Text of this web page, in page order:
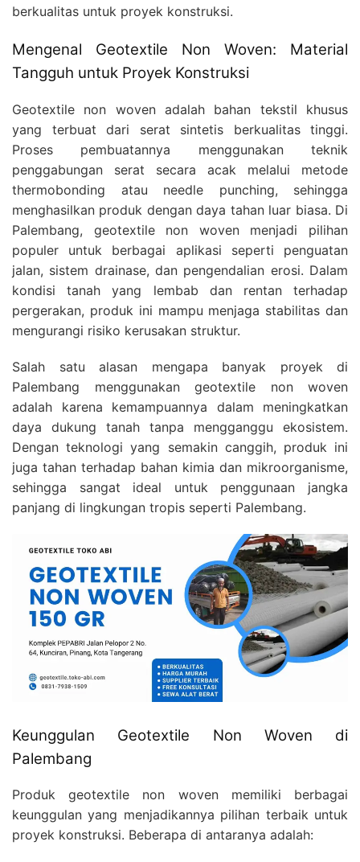
berkualitas untuk proyek konstruksi.
Mengenal Geotextile Non Woven: Material
Tangguh untuk Proyek Konstruksi
Geotextile non woven adalah bahan tekstil khusus
yang terbuat dari serat sintetis berkualitas tinggi.
Proses pembuatannya menggunakan teknik
penggabungan serat secara acak melalui metode
thermobonding atau needle punching, sehingga
menghasilkan produk dengan daya tahan luar biasa. Di
Palembang, geotextile non woven menjadi pilihan
populer untuk berbagai aplikasi seperti penguatan
jalan, sistem drainase, dan pengendalian erosi. Dalam
kondisi tanah yang lembab dan rentan terhadap
pergerakan, produk ini mampu menjaga stabilitas dan
mengurangi risiko kerusakan struktur.
Salah satu alasan mengapa banyak proyek di
Palembang menggunakan geotextile non woven
adalah karena kemampuannya dalam meningkatkan
daya dukung tanah tanpa mengganggu ekosistem.
Dengan teknologi yang semakin canggih, produk ini
juga tahan terhadap bahan kimia dan mikroorganisme,
sehingga sangat ideal untuk penggunaan jangka
panjang di lingkungan tropis seperti Palembang.
Keunggulan Geotextile Non Woven di
Palembang
Produk geotextile non woven memiliki berbagai
keunggulan yang menjadikannya pilihan terbaik untuk
proyek konstruksi. Beberapa di antaranya adalah: